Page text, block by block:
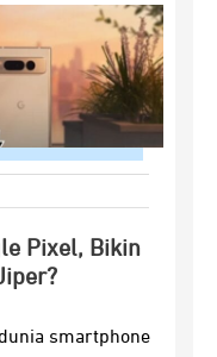
Pixel, Bikin
smartphone